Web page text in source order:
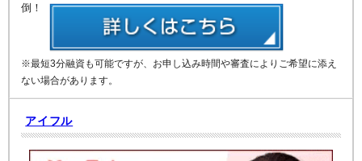
倒！
※最短3分融資も可能ですが、お申し込み時間や審査によりご希望に添え
ない場合があります。
アイフル